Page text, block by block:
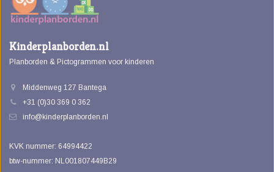
Kinderplanborden.nl
Planborden & Pictogrammen voor kinderen
Middenweg 127 Bantega
+31 (0)30 369 0 362
info@kinderplanborden.nl
KVK nummer: 64994422
btw-nummer: NL001807449B29